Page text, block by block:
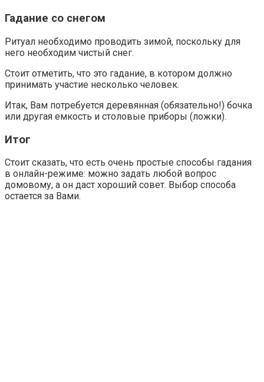
Гадание со снегом
Ритуал необходимо проводить зимой, поскольку для
него необходим чистый снег.
Стоит отметить, что это гадание, в котором должно
принимать участие несколько человек.
Итак, Вам потребуется деревянная (обязательно!) бочка
или другая емкость и столовые приборы (ложки).
Итог
Стоит сказать, что есть очень простые способы гадания
в онлайн-режиме: можно задать любой вопрос
домовому, а он даст хороший совет. Выбор способа
остается за Вами.